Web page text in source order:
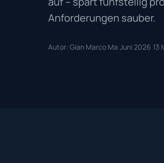
Anforderungen sauber.
Autor: Gian Marco Ma Juni 2026 13